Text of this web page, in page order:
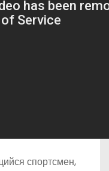
спортсмен,